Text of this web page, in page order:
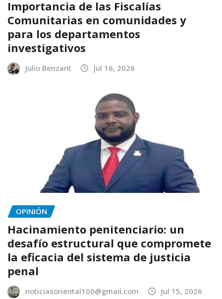
Importancia de las Fiscalías
Comunitarias en comunidades y
para los departamentos
investigativos
Julio Benzant Jul 16, 2026
OPINIÓN
Hacinamiento penitenciario: un
desafío estructural que compromete
la eficacia del sistema de justicia
penal
noticiasoriental100@gmail.com Jul 15, 2026